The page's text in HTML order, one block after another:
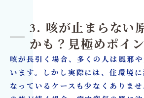
3. 咳が止まらない
かも？見極めポイ
咳が長引く場合、多くの人は風邪
います。しかし実際には、住環境
なっているケースも少なくありま